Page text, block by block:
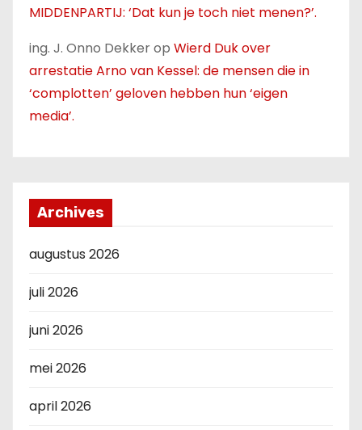
MIDDENPARTIJ: ‘Dat kun je toch niet menen?’.
ing. J. Onno Dekkerop Wierd Duk over
arrestatie Arno van Kessel: de mensen die in
‘complotten’ geloven hebben hun ‘eigen
media’.
Archives
augustus 2026
juli 2026
juni 2026
mei 2026
april 2026